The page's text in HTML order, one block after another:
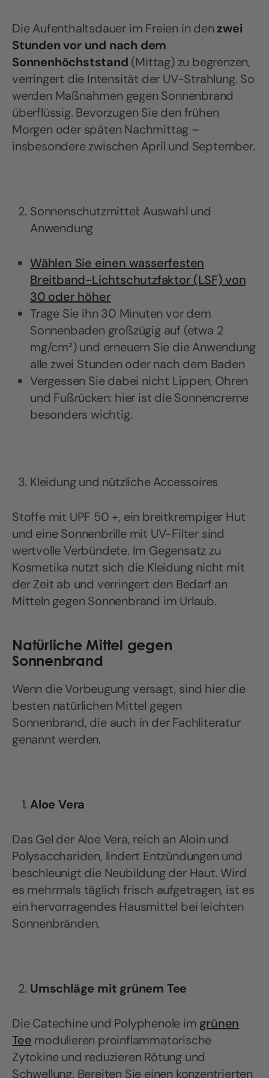
Die Aufenthaltsdauer im Freien in denzwei
Stunden vor und nach dem
Sonnenhöchststand (Mittag) zu begrenzen,
verringert die Intensität der UV-Strahlung. So
werden Maßnahmen gegen Sonnenbrand
überflüssig. Bevorzugen Sie den frühen
Morgen oder späten Nachmittag –
insbesondere zwischen April und September.
Sonnenschutzmittel: Auswahl und
Anwendung
Wählen Sie einen wasserfesten
Breitband-Lichtschutzfaktor (LSF) von
30 oder höher
Trage Sie ihn 30 Minuten vor dem
Sonnenbaden großzügig auf (etwa 2
mg/cm²) und erneuern Sie die Anwendung
alle zwei Stunden oder nach dem Baden
Vergessen Sie dabei nicht Lippen, Ohren
und Fußrücken: hier ist die Sonnencreme
besonders wichtig.
Kleidung und nützliche Accessoires
Stoffe mit UPF 50 +, ein breitkrempiger Hut
und eine Sonnenbrille mit UV-Filter sind
wertvolle Verbündete. Im Gegensatz zu
Kosmetika nutzt sich die Kleidung nicht mit
der Zeit ab und verringert den Bedarf an
Mitteln gegen Sonnenbrand im Urlaub.
Natürliche Mittel gegen
Sonnenbrand
Wenn die Vorbeugung versagt, sind hier die
besten natürlichen Mittel gegen
Sonnenbrand, die auch in der Fachliteratur
genannt werden.
Aloe Vera
Das Gel der Aloe Vera, reich an Aloin und
Polysacchariden, lindert Entzündungen und
beschleunigt die Neubildung der Haut. Wird
es mehrmals täglich frisch aufgetragen, ist es
ein hervorragendes Hausmittel bei leichten
Sonnenbränden.
Umschläge mit grünem Tee
Die Catechine und Polyphenole im grünen
Tee modulieren proinflammatorische
Zytokine und reduzieren Rötung und
Schwellung. Bereiten Sie einen konzentrierten